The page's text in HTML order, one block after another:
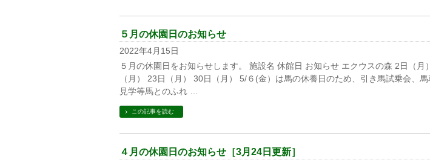
５月の休園日のお知らせ
2022年4月15日
５月の休園日をお知らせします。 施設名 休館日 お知らせ エクウスの森 2日（月
（月） 23日（月） 30日（月） 5/６(金）は馬の休養日のため、引き馬試乗会、
見学等馬とのふれ …
この記事を読む
４月の休園日のお知らせ［3月24日更新］